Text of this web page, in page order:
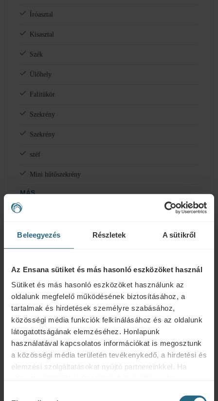
Beleegyezés Részletek A sütikről
Az Ensana sütiket és más hasonló eszközöket használ
Sütiket és más hasonló eszközöket használunk az
oldalunk megfelelő működésének biztosításához, a
tartalmak és hirdetések személyre szabásához,
közösségi média funkciók felkínálásához és az oldalunk
látogatottságának elemzéséhez. Honlapunk
használatával kapcsolatos információkat is megosztunk
a közösségi média területén tevékenykedő, a hirdetési és
elemzési szolgáltatásokat nyújtó partnereinkkel. Ha
Íróasztal
Kisasztal
Szék
Ülőhely
Falitükör
Szekrény
Szekrény
széf
Mini hűtőszekrény
MÁS
Zuhanyzó
Mosdókagyló
WC a fürdőszobában
Kozmetikai tükör
Ingyenes piperekészlet